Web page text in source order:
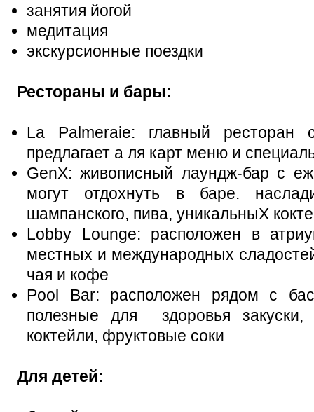
занятия йогой
медитация
экскурсионные поездки
Рестораны и бары:
La Palmeraie: главный ресторан
предлагает а ля карт меню и
GenX: живописный лаундж-бар с
могут отдохнуть в баре.
шампанского, пива, уникальныХ
Lobby Lounge: расположен в
местных и международных
чая и кофе
Pool Bar: расположен рядом с
полезные для здоровья закуски,
коктейли, фруктовые соки
Для детей: